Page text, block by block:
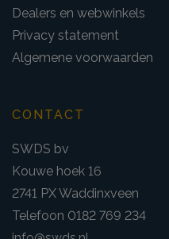
Dealers en webwinkels
Privacy statement
Algemene voorwaarden
CONTACT
SWDS bv
Kouwe hoek 16
2741 PX Waddinxveen
Telefoon 0182 769 234